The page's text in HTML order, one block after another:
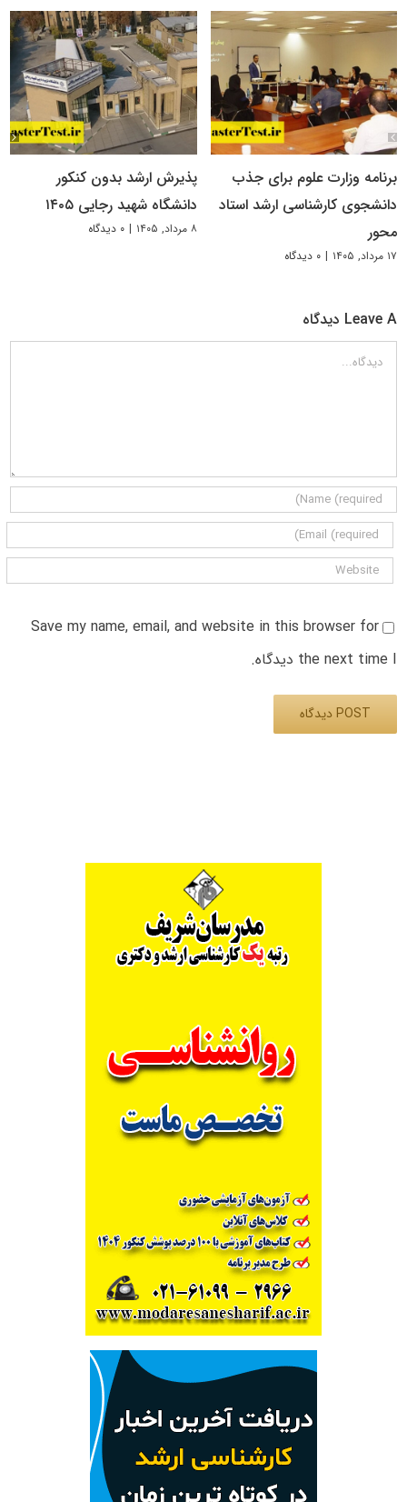
برنامه وزارت علوم برای جذب
دانشجوی کارشناسی ارشد استاد
محور
۱۷ مرداد, ۱۴۰۵ | ۰ دیدگاه
پذیرش ارشد بدون کنکور
دانشگاه شهید رجایی ۱۴۰۵
۸ مرداد, ۱۴۰۵ | ۰ دیدگاه
Leave A دیدگاه
دیدگاه
Save my name, email, and website in this browser for
the next time I دیدگاه.